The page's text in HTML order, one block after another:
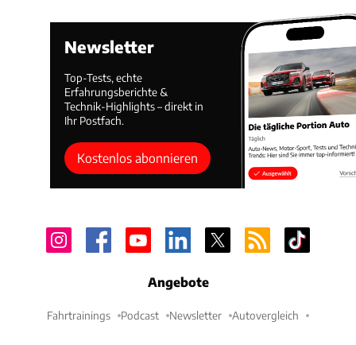
Newsletter
Top-Tests, echte
Erfahrungsberichte &
Technik-Highlights – direkt in
Ihr Postfach.
Kostenlos abonnieren
Angebote
Fahrtrainings Podcast Newsletter Autovergleich